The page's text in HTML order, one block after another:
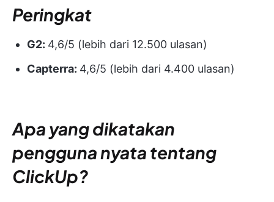
Peringkat
G2: 4,6/5 (lebih dari 12.500 ulasan)
Capterra: 4,6/5 (lebih dari 4.400 ulasan)
Apa yang dikatakan
pengguna nyata tentang
ClickUp?